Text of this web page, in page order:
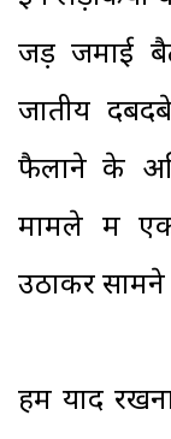
जड़ें जमाई
जातीय
फैलाने के
मामले में एक
उठाकर
हमें याद